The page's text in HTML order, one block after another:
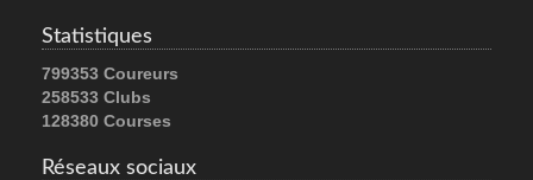
Statistiques
799353 Coureurs
258533 Clubs
128380 Courses
Réseaux sociaux